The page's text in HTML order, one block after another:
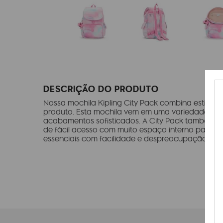
DESCRIÇÃO DO PRODUTO
Nossa mochila Kipling City Pack combina estilo,
produto. Esta mochila vem em uma variedade de
acabamentos sofisticados. A City Pack também
de fácil acesso com muito espaço interno para
essenciais com facilidade e despreocupação